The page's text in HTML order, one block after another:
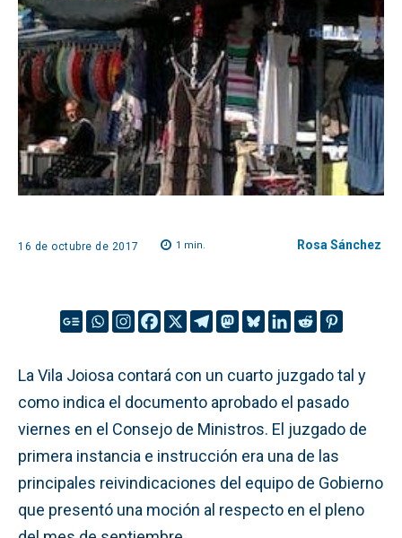
16 de octubre de 2017 1 min. Rosa Sánchez
La Vila Joiosa contará con un cuarto juzgado tal y
como indica el documento aprobado el pasado
viernes en el Consejo de Ministros. El juzgado de
primera instancia e instrucción era una de las
principales reivindicaciones del equipo de Gobierno
que presentó una moción al respecto en el pleno